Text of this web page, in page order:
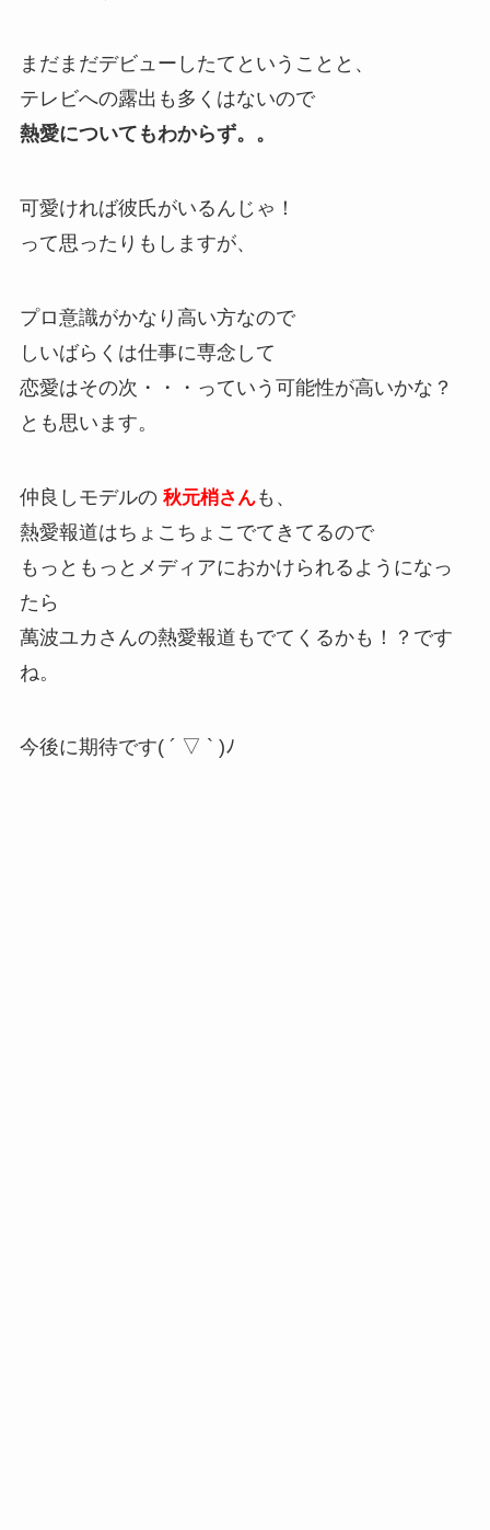
まだまだデビューしたてということと、
テレビへの露出も多くはないので
熱愛についてもわからず。。
可愛ければ彼氏がいるんじゃ！
って思ったりもしますが、
プロ意識がかなり高い方なので
しいばらくは仕事に専念して
恋愛はその次・・・っていう可能性が高いかな？
とも思います。
仲良しモデルの秋元梢さんも、
熱愛報道はちょこちょこでてきてるので
もっともっとメディアにおかけられるようになっ
たら
萬波ユカさんの熱愛報道もでてくるかも！？です
ね。
今後に期待です( ´ ▽ ` )ﾉ